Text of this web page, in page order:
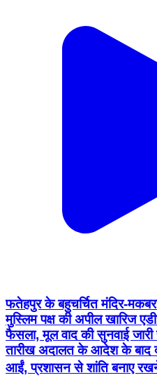
फतेहपुर के बहुचर्चित मंदिर-
मुस्लिम पक्ष की अपील खारिज
फैसला, मूल वाद की सुनवाई
तारीख अदालत के आदेश के बाद
आईं, प्रशासन से शांति बनाए